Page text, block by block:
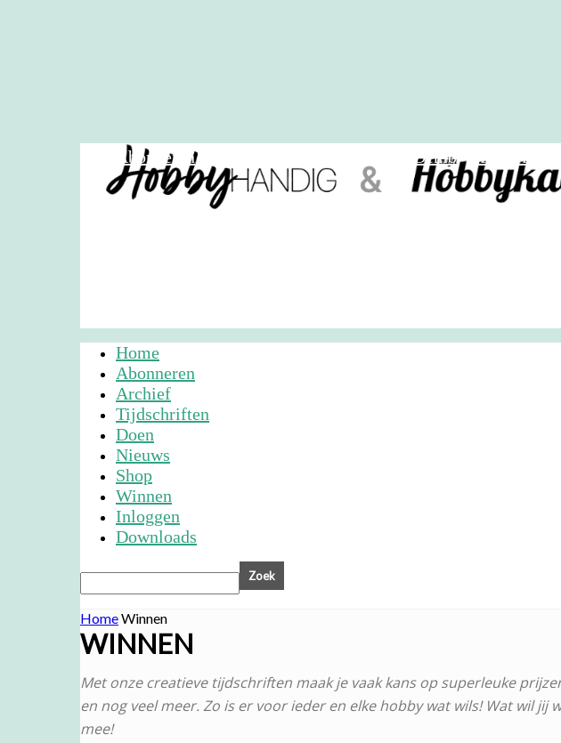
Abonneren Demo Archief
Home
Abonneren
Archief
Tijdschriften
Doen
Nieuws
Shop
Winnen
Inloggen
Downloads
HomeWinnen
WINNEN
Met onze creatieve tijdschriften maak je vaak kans op superleuke
en nog veel meer. Zo is er voor ieder en elke hobby wat wils! Wat wil
mee!